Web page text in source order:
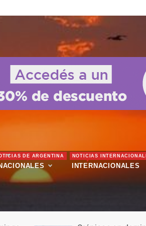
DE ARGENTINA
INTERNACIONALES
NOTICIAS